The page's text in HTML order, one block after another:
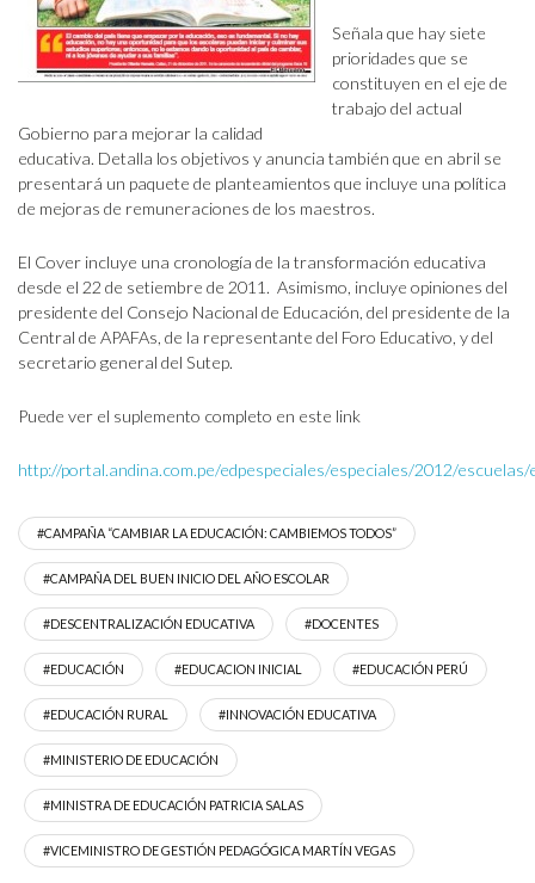
Señala que hay siete
prioridades que se
constituyen en el eje de
trabajo del actual
Gobierno para mejorar la calidad
educativa. Detalla los objetivos y anuncia también que en abril se
presentará un paquete de planteamientos que incluye una política
de mejoras de remuneraciones de los maestros.
El Cover incluye una cronología de la transformación educativa
desde el 22 de setiembre de 2011. Asimismo, incluye opiniones del
presidente del Consejo Nacional de Educación, del presidente de la
Central de APAFAs, de la representante del Foro Educativo, y del
secretario general del Sutep.
Puede ver el suplemento completo en este link
http://portal.andina.com.pe/edpespeciales/especiales/2012/escuelas/
#CAMPAÑA “CAMBIAR LA EDUCACIÓN: CAMBIEMOS TODOS”
#CAMPAÑA DEL BUEN INICIO DEL AÑO ESCOLAR
#DESCENTRALIZACIÓN EDUCATIVA #DOCENTES
#EDUCACIÓN #EDUCACION INICIAL #EDUCACIÓN PERÚ
#EDUCACIÓN RURAL #INNOVACIÓN EDUCATIVA
#MINISTERIO DE EDUCACIÓN
#MINISTRA DE EDUCACIÓN PATRICIA SALAS
#VICEMINISTRO DE GESTIÓN PEDAGÓGICA MARTÍN VEGAS